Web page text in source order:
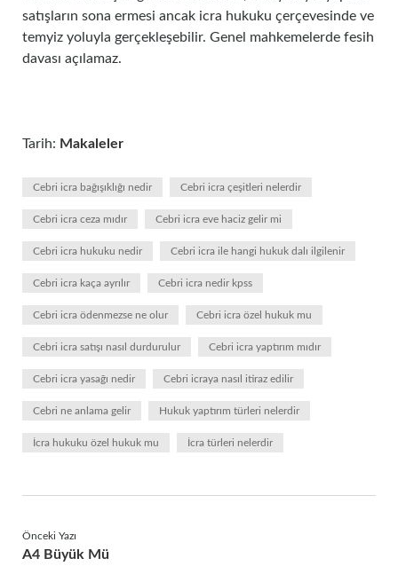
satışların sona ermesi ancak icra hukuku çerçevesinde ve
temyiz yoluyla gerçekleşebilir. Genel mahkemelerde fesih
davası açılamaz.
Tarih: Makaleler
Cebri icra bağışıklığı nedir Cebri icra çeşitleri nelerdir
Cebri icra ceza mıdır Cebri icra eve haciz gelir mi
Cebri icra hukuku nedir Cebri icra ile hangi hukuk dalı ilgilenir
Cebri icra kaça ayrılır Cebri icra nedir kpss
Cebri icra ödenmezse ne olur Cebri icra özel hukuk mu
Cebri icra satışı nasıl durdurulur Cebri icra yaptırım mıdır
Cebri icra yasağı nedir Cebri icraya nasıl itiraz edilir
Cebri ne anlama gelir Hukuk yaptırım türleri nelerdir
İcra hukuku özel hukuk mu İcra türleri nelerdir
Önceki Yazı
A4 Büyük Mü